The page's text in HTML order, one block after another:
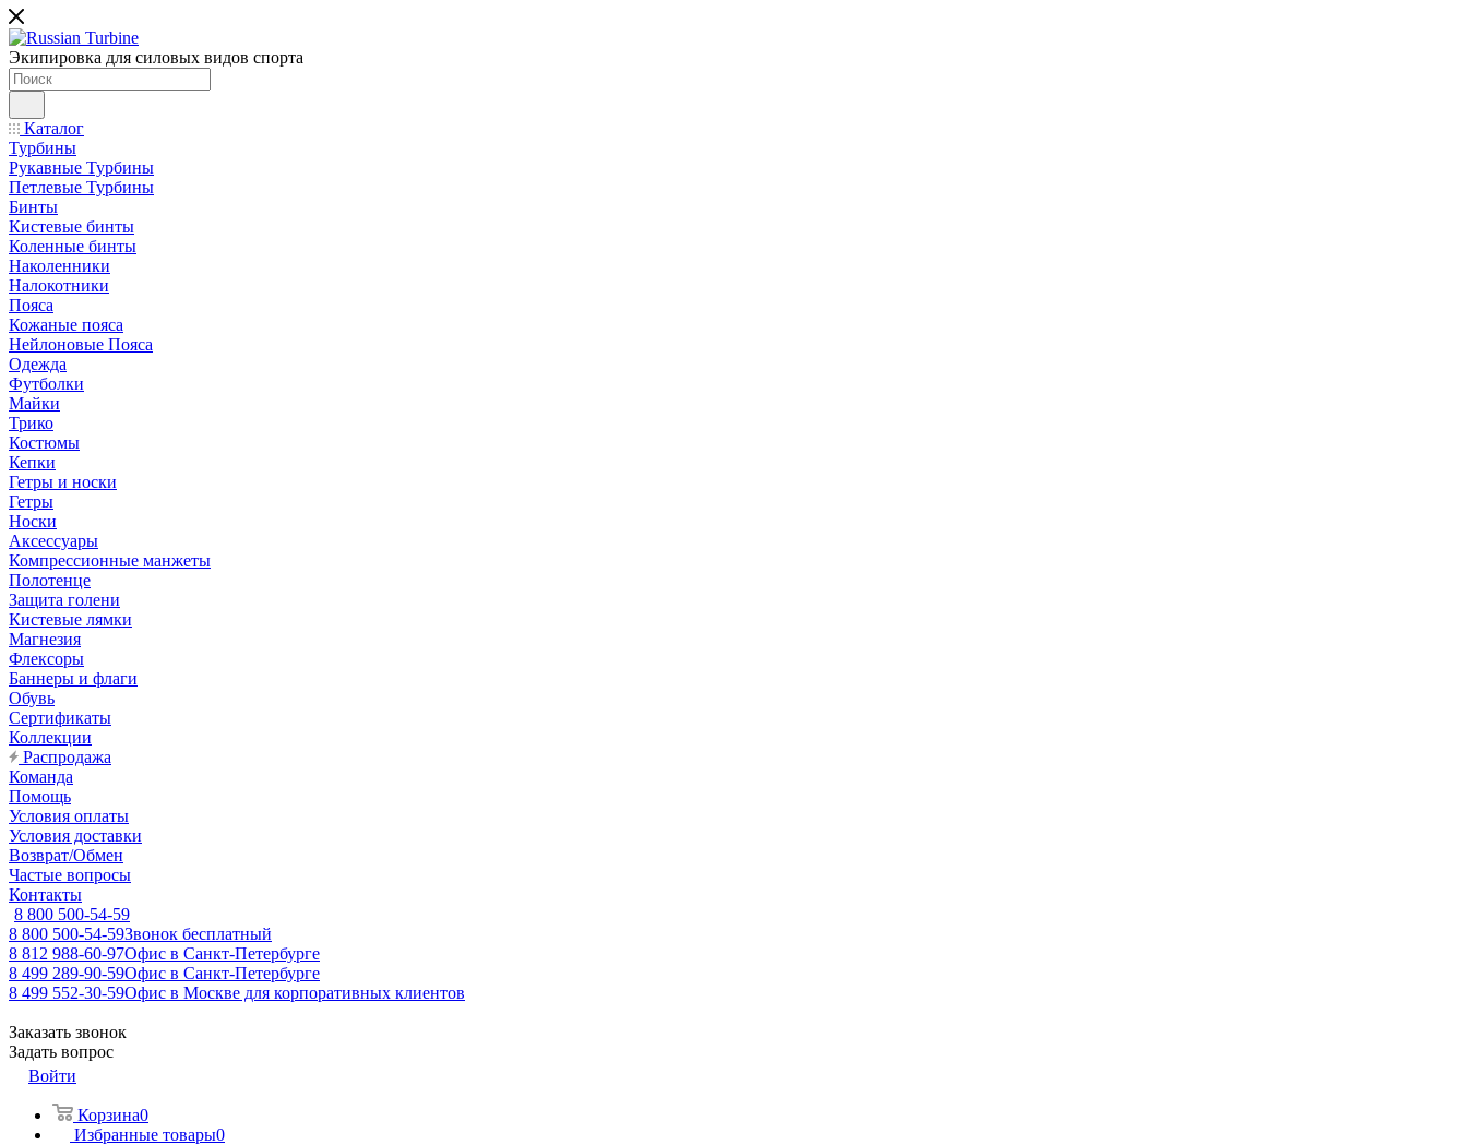
Экипировка для силовых видов спорта
Каталог
Турбины
Рукавные Турбины
Петлевые Турбины
Бинты
Кистевые бинты
Коленные бинты
Наколенники
Налокотники
Пояса
Кожаные пояса
Нейлоновые Пояса
Одежда
Футболки
Майки
Трико
Костюмы
Кепки
Гетры и носки
Гетры
Носки
Аксессуары
Компрессионные манжеты
Полотенце
Защита голени
Кистевые лямки
Магнезия
Флексоры
Баннеры и флаги
Обувь
Сертификаты
Коллекции
Распродажа
Команда
Помощь
Условия оплаты
Условия доставки
Возврат/Обмен
Частые вопросы
Контакты
8 800 500-54-59
8 800 500-54-59Звонок бесплатный
8 812 988-60-97Офис в Санкт-Петербурге
8 499 289-90-59Офис в Санкт-Петербурге
8 499 552-30-59Офис в Москве для корпоративных клиентов
Заказать звонок
Задать вопрос
Войти
Корзина0
Избранные товары0